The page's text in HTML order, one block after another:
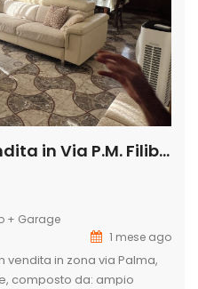
Appartamento in vendita in Via P.M. Filiberto Pizzolati 2, Licata
+ Garage
1 mese ago
in zona via Palma,
composto da: ampio